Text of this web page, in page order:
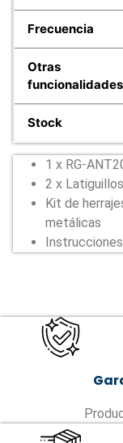
Frecuencia
Otras
funcionalidades
Stock
1 x RG-
2 x
Kit de
metálicas
Instrucciones